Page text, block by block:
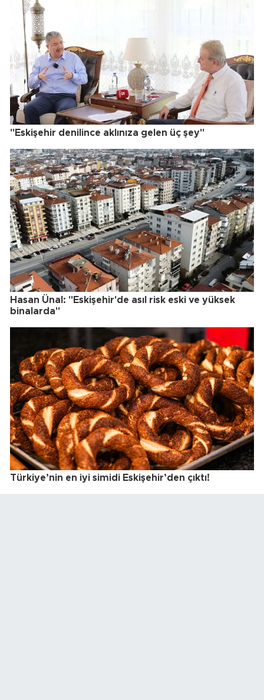
"Eskişehir denilince aklınıza gelen üç şey"
Hasan Ünal: "Eskişehir'de asıl risk eski ve yüksek
binalarda"
Türkiye’nin en iyi simidi Eskişehir’den çıktı!